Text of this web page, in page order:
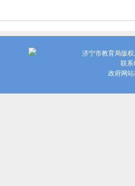
济宁市教育局版
联系
政府网